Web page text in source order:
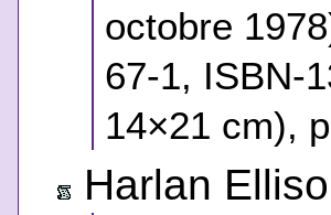
octobre
67-1, ISBN-
14×21 cm),
Harlan